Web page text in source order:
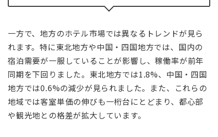
一方で、地方のホテル市場では異なるトレンドが見ら
れます。特に東北地方や中国・四国地方では、国内の
宿泊需要が一服していることが影響し、稼働率が前年
同期を下回りました。東北地方では1.8%、中国・四国
地方では0.6%の減少が見られました。また、これらの
地域では客室単価の伸びも一桁台にとどまり、都心部
や観光地との格差が拡大しています。